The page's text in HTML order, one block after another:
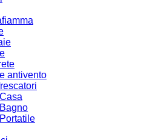
antivento